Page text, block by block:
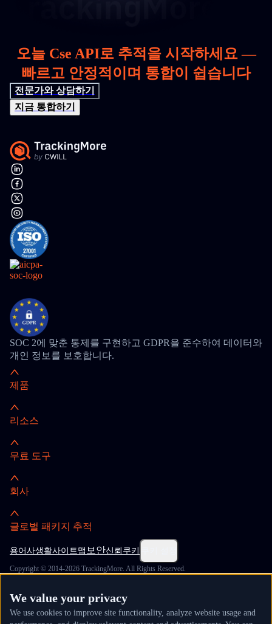
오늘 Cse API로 추적을 시작하세요 —
빠르고 안정적이며 통합이 쉽습니다
전문가와 상담하기
지금 통합하기
SOC 2에 맞춘 통제를 구현하고 GDPR을 준수하여 데이터와
개인 정보를 보호합니다.
제품
리소스
무료 도구
회사
글로벌 패키지 추적
용어 사생활사이트맵 보안신뢰 쿠키
Copyright © 2014-2026 TrackingMore. All Rights Reserved.
We value your privacy
We use cookies to improve site functionality, analyze website usage and